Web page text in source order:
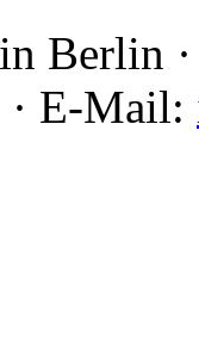
Berlin
E-Mail: